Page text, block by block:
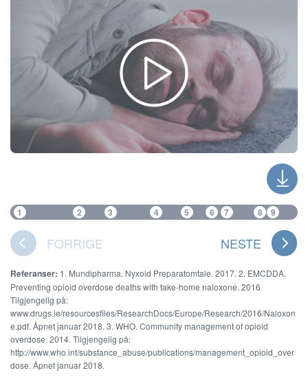
1 2 3 4 5 6 7 8 9
FORRIGE NESTE
Referanser: 1. Mundipharma. Nyxoid Preparatomtale. 2017. 2. EMCDDA.
Preventing opioid overdose deaths with take-home naloxone. 2016
Tilgjengelig på:
www.drugs.ie/resourcesfiles/ResearchDocs/Europe/Research/2016/Naloxon
e.pdf. Åpnet januar 2018. 3. WHO. Community management of opioid
overdose. 2014. Tilgjengelig på:
http://www.who.int/substance_abuse/publications/management_opioid_over
dose. Åpnet januar 2018.